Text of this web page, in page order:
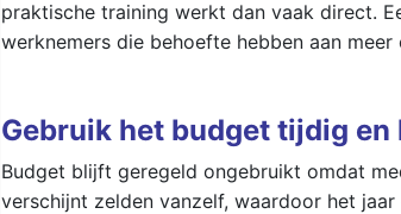
praktische training werkt dan vaak direct.
werknemers die behoefte hebben aan
Gebruik het budget tijdig
Budget blijft geregeld ongebruikt omdat
verschijnt zelden vanzelf, waardoor het